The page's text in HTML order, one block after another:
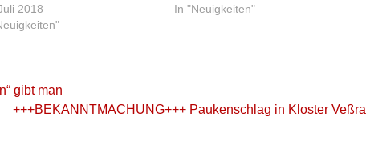
2018
In "Neuigkeiten"
gibt man
+++BEKANNTMACHUNG+++ Paukenschlag in Kloster Veßra